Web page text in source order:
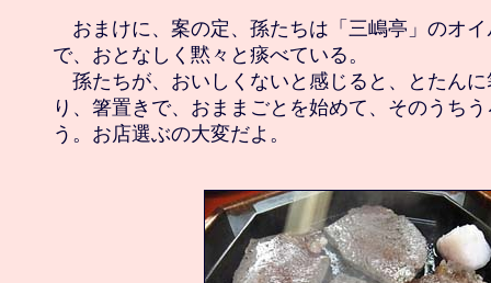
おまけに、案の定、孫たちは「三嶋亭」のオ
で、おとなしく黙々と痰べている。
孫たちが、おいしくないと感じると、とたん
り、箸置きで、おままごとを始めて、そのうち